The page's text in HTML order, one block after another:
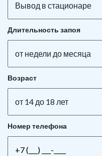
Вывод в стационаре
Длительность запоя
от недели до месяца
Возраст
от 14 до 18 лет
Номер телефона